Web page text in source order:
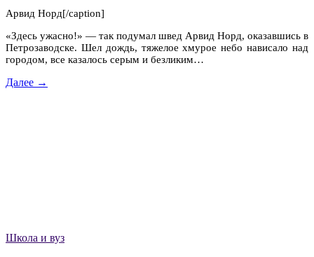
Арвид Норд[/caption]
«Здесь ужасно!» — так подумал швед Арвид Норд, оказавшись в
Петрозаводске. Шел дождь, тяжелое хмурое небо нависало над
городом, все казалось серым и безликим…
Далее →
Школа и вуз